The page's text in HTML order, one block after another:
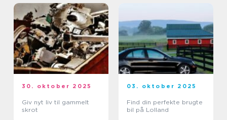
30. oktober 2025
Giv nyt liv til gammelt
skrot
03. oktober 2025
Find din perfekte brugte
bil på Lolland